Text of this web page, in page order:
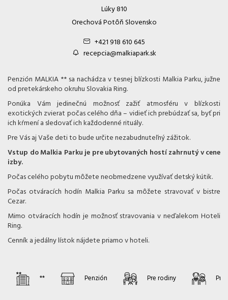
Pridať izbu
Lúky 810
Orechová Potôň Slovensko
+421 918 610 645
recepcia@malkiapark.sk
Penzión MALKIA ** sa nachádza v tesnej blízkosti Malkia Parku, južne
od pretekárskeho okruhu Slovakia Ring.
Ponúka Vám jedinečnú možnosť zažiť atmosféru v blízkosti
exotických zvierat počas celého dňa – vidieť ich prebúdzať sa, byť pri
ich kŕmení a sledovať ich každodenné rituály.
Pre Vás aj Vaše deti to bude určite nezabudnuteľný zážitok.
Vstup do Malkia Parku je pre ubytovaných hostí zahrnutý v cene
izby.
Počas celého pobytu môžete neobmedzene využívať detský kútik.
Počas otváracích hodín Malkia Parku sa môžete stravovať v bistre
Cezar.
Mimo otváracích hodín je možnosť stravovania v neďalekom Hoteli
Ring.
Cenník a jedálny lístok nájdete priamo v hoteli.
** Penzión Pre rodiny Pre